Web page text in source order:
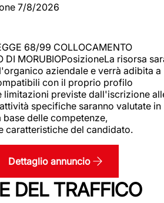
7/8/2026
68/99 COLLOCAMENTO
DI MORUBIOPosizioneLa risorsa
aziendale e verrà adibita a
con il proprio profilo
limitazioni previste dall'iscrizione
specifiche saranno valutate in
delle competenze,
caratteristiche del candidato.
Dettaglio annuncio
DEL TRAFFICO